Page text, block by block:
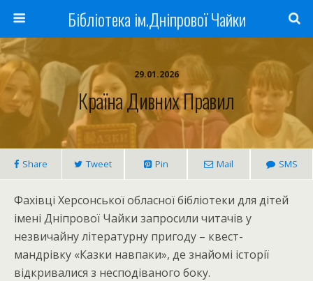
Бібліотека ім.Дніпрової Чайки
29.01.2026
Країна Дивних Правил
Share Tweet Pin Mail SMS
Фахівці Херсонської обласної бібліотеки для дітей
імені Дніпрової Чайки запросили читачів у
незвичайну літературну пригоду – квест-
мандрівку «Казки навпаки», де знайомі історії
відкривалися з несподіваного боку.